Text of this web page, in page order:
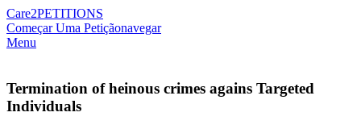
Care2PETITIONS
Começar Uma Petiçãonavegar
Menu
Termination of heinous crimes agains Targeted
Individuals